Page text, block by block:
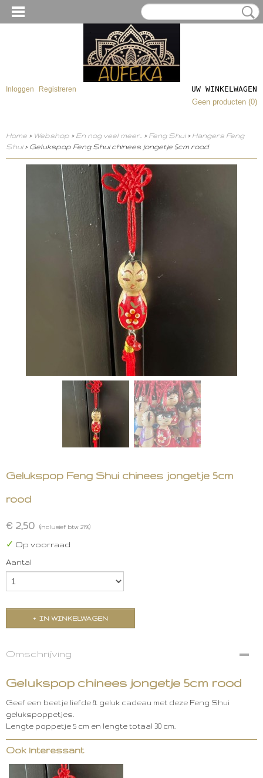
Inloggen Registreren
UW WINKELWAGEN
Geen producten (0)
Home > Webshop > En nog veel meer.. > Feng Shui> Hangers Feng
Shui> Gelukspop Feng Shui chinees jongetje 5cm rood
Gelukspop Feng Shui chinees jongetje 5cm
rood
€ 2,50 (inclusief btw 21%)
✓ Op voorraad
Aantal
IN WINKELWAGEN
Omschrijving
Gelukspop chinees jongetje 5cm rood
Geef een beetje liefde & geluk cadeau met deze Feng Shui
gelukspoppetjes.
Lengte poppetje 5 cm en lengte totaal 30 cm.
Ook interessant